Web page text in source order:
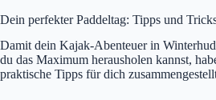
Dein perfekter Paddeltag: Tipps und
Damit dein Kajak-Abenteuer in
du das Maximum herausholen kannst,
praktische Tipps für dich